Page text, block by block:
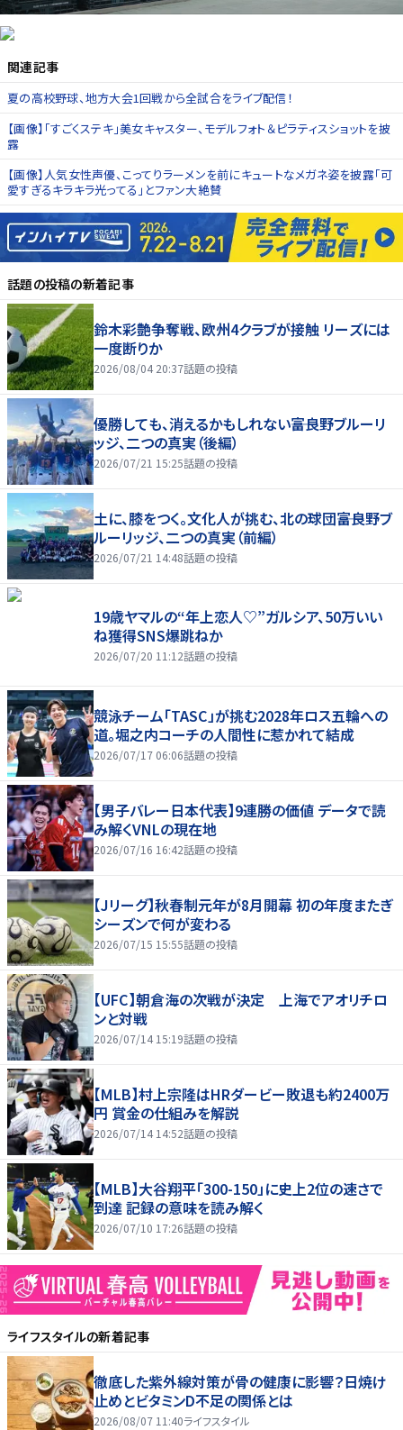
関連記事
夏の高校野球、地方大会1回戦から全試合をライブ配信！
【画像】「すごくステキ」美女キャスター、モデルフォト＆ピラティスショットを披
露
【画像】人気女性声優、こってりラーメンを前にキュートなメガネ姿を披露「可
愛すぎるキラキラ光ってる」とファン大絶賛
話題の投稿の新着記事
鈴木彩艶争奪戦、欧州4クラブが接触 リーズには
一度断りか
2026/08/04 20:37話題の投稿
優勝しても、消えるかもしれない――富良野ブルーリ
ッジ、二つの真実（後編）
2026/07/21 15:25話題の投稿
土に、膝をつく。文化人が挑む、北の球団――富良野ブ
ルーリッジ、二つの真実（前編）
2026/07/21 14:48話題の投稿
19歳ヤマルの“年上恋人♡”ガルシア、50万いい
ね獲得SNS爆跳ねか
2026/07/20 11:12話題の投稿
競泳チーム「TASC」が挑む2028年ロス五輪への
道。堀之内コーチの人間性に惹かれて結成
2026/07/17 06:06話題の投稿
【男子バレー日本代表】9連勝の価値 データで読
み解くVNLの現在地
2026/07/16 16:42話題の投稿
【Jリーグ】秋春制元年が8月開幕 初の年度またぎ
シーズンで何が変わる
2026/07/15 15:55話題の投稿
【UFC】朝倉海の次戦が決定 上海でアオリチロ
ンと対戦
2026/07/14 15:19話題の投稿
【MLB】村上宗隆はHRダービー敗退も約2400万
円 賞金の仕組みを解説
2026/07/14 14:52話題の投稿
【MLB】大谷翔平「300-150」に史上2位の速さで
到達 記録の意味を読み解く
2026/07/10 17:26話題の投稿
ライフスタイルの新着記事
徹底した紫外線対策が骨の健康に影響？日焼け
止めとビタミンD不足の関係とは
2026/08/07 11:40ライフスタイル